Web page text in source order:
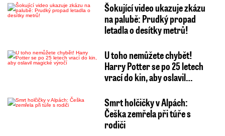
Šokující video ukazuje zkázu
na palubě: Prudký propad
letadla o desítky metrů!
U toho nemůžete chybět!
Harry Potter se po 25 letech
vrací do kin, aby oslavil…
Smrt holčičky v Alpách:
Češka zemřela při túře s
rodiči